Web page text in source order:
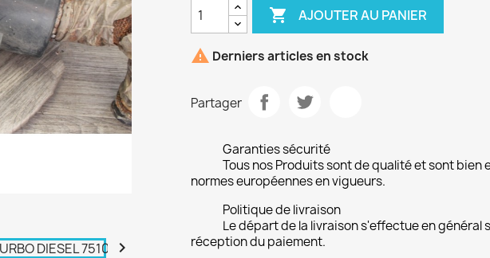

 AJOUTER AU PANIER
 Derniers articles en stock
Partager
Garanties sécurité
Tous nos Produits sont de qualité et sont bien
normes européennes en vigueurs.
Politique de livraison
Le départ de la livraison s'effectue en général
réception du paiement.